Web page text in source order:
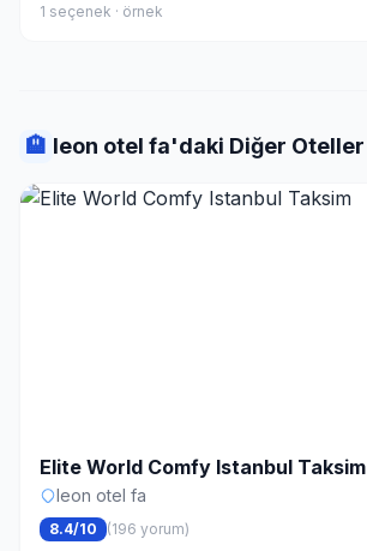
1 seçenek · örnek
🏨 leon otel fa'daki Diğer Oteller
Elite World Comfy Istanbul Taksim
leon otel fa
8.4/10 (196 yorum)